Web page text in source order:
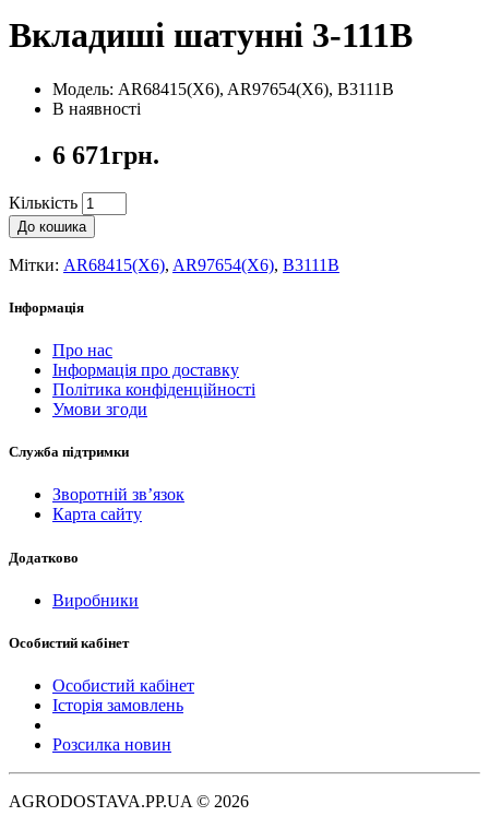
Вкладиші шатунні 3-111B
Модель: AR68415(X6), AR97654(X6), B3111B
В наявності
6 671грн.
Кількість
До кошика
Мітки: AR68415(X6), AR97654(X6), B3111B
Інформація
Про нас
Інформація про доставку
Політика конфіденційності
Умови згоди
Служба підтримки
Зворотній зв’язок
Карта сайту
Додатково
Виробники
Особистий кабінет
Особистий кабінет
Історія замовлень
Розсилка новин
AGRODOSTAVA.PP.UA © 2026